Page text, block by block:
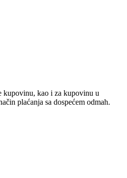
kupovinu, kao i za kupovinu u
plaćanja sa dospećem odmah.